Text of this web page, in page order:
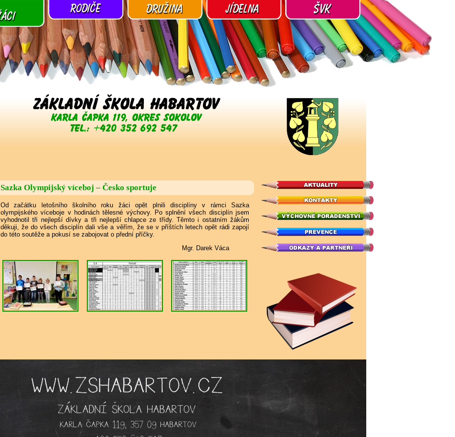
Sazka Olympijský víceboj – Česko sportuje
Od začátku letošního školního roku žáci opět plnili disciplíny v rámci Sazka
olympijského víceboje v hodinách tělesné výchovy. Po splnění všech disciplín jsem
vyhodnotil tři nejlepší dívky a tři nejlepší chlapce ze třídy. Těmto i ostatním žákům
děkuji, že do všech disciplín dali vše a věřím, že se v příštích letech opět rádi zapojí
do této soutěže a pokusí se zabojovat o přední příčky.
Mgr. Darek Váca